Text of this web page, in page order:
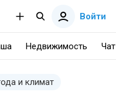
Войти
Недвижимость Чат
и климат